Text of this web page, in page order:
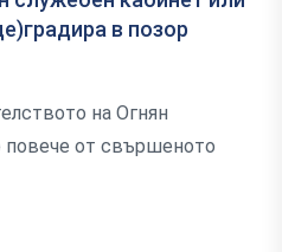
в позор
на Огнян
от свършеното